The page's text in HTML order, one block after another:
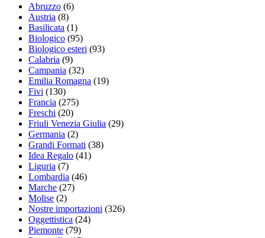
Abruzzo (6)
Austria (8)
Basilicata (1)
Biologico (95)
Biologico esteri (93)
Calabria (9)
Campania (32)
Emilia Romagna (19)
Fivi (130)
Francia (275)
Freschi (20)
Friuli Venezia Giulia (29)
Germania (2)
Grandi Formati (38)
Idea Regalo (41)
Liguria (7)
Lombardia (46)
Marche (27)
Molise (2)
Nostre importazioni (326)
Oggettistica (24)
Piemonte (79)